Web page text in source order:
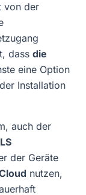
von der
dass die
eine Option
Installation
auch der
der Geräte
nutzen,